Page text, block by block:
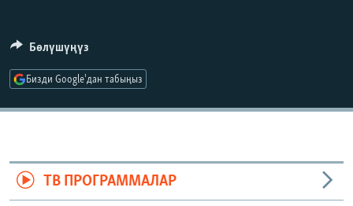
Бөлүшүңүз
Бизди Google'дан табыңыз
ТВ ПРОГРАММАЛАР